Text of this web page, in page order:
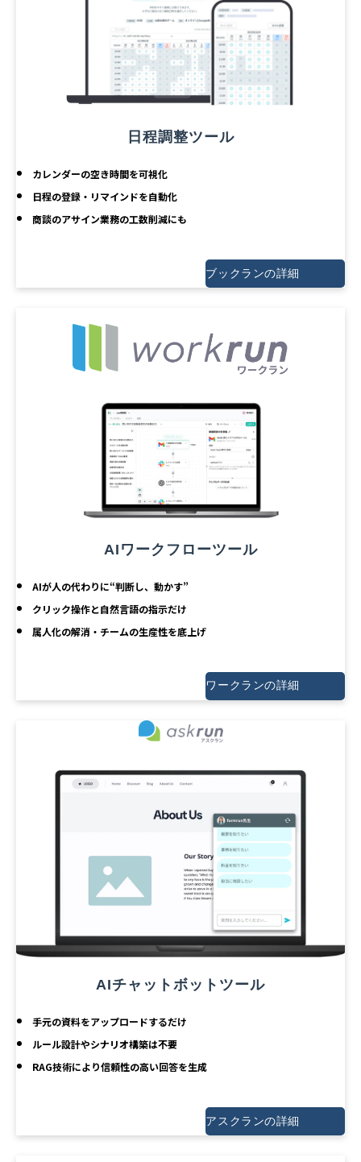
日程調整ツール
カレンダーの空き時間を可視化
日程の登録・リマインドを自動化
商談のアサイン業務の工数削減にも
ブックランの詳細
AIワークフローツール
AIが人の代わりに“判断し、動かす”
クリック操作と自然言語の指示だけ
属人化の解消・チームの生産性を底上げ
ワークランの詳細
AIチャットボットツール
手元の資料をアップロードするだけ
ルール設計やシナリオ構築は不要
RAG技術により信頼性の高い回答を生成
アスクランの詳細